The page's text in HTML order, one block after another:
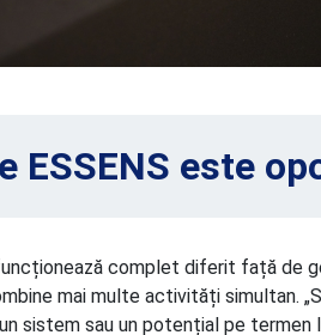
ESSENS este
complet diferit față de
mai multe activități simultan.
sistem sau un potențial pe termen